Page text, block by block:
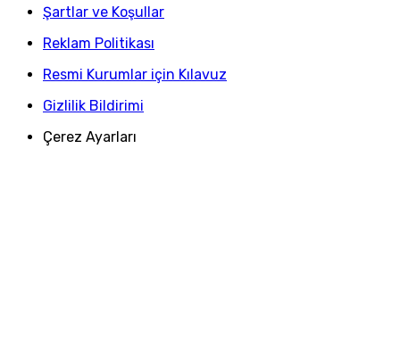
Şartlar ve Koşullar
Reklam Politikası
Resmi Kurumlar için Kılavuz
Gizlilik Bildirimi
Çerez Ayarları